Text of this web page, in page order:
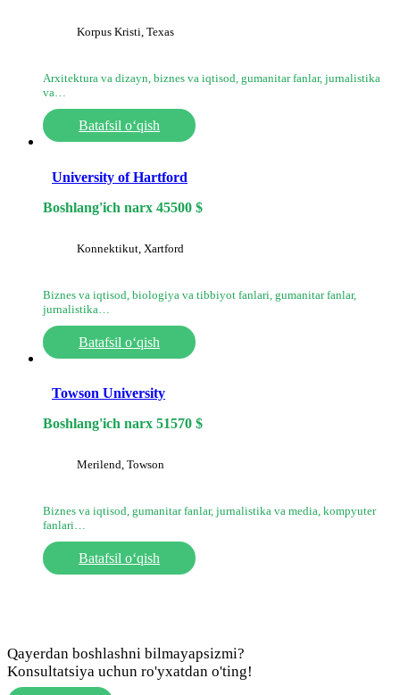
Korpus Kristi, Texas
Arxitektura va dizayn, biznes va iqtisod, gumanitar fanlar, jurnalistika
va…
Batafsil o‘qish
University of Hartford
Boshlang'ich narx 45500 $
Konnektikut, Xartford
Biznes va iqtisod, biologiya va tibbiyot fanlari, gumanitar fanlar,
jurnalistika…
Batafsil o‘qish
Towson University
Boshlang'ich narx 51570 $
Merilend, Towson
Biznes va iqtisod, gumanitar fanlar, jurnalistika va media, kompyuter
fanlari…
Batafsil o‘qish
Qayerdan boshlashni bilmayapsizmi?
Konsultatsiya uchun ro'yxatdan o'ting!